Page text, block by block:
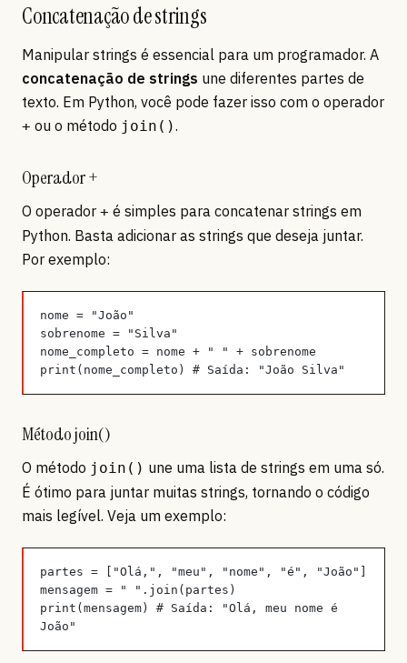
Concatenação de strings
Manipular strings é essencial para um programador. A
concatenação de strings une diferentes partes de
texto. Em Python, você pode fazer isso com o operador
+ ou o método join().
Operador +
O operador + é simples para concatenar strings em
Python. Basta adicionar as strings que deseja juntar.
Por exemplo:
nome = "João"
sobrenome = "Silva"
nome_completo = nome + " " + sobrenome
print(nome_completo) # Saída: "João Silva"
Método join()
O método join() une uma lista de strings em uma só.
É ótimo para juntar muitas strings, tornando o código
mais legível. Veja um exemplo:
partes = ["Olá,", "meu", "nome", "é", "João"]
mensagem = " ".join(partes)
print(mensagem) # Saída: "Olá, meu nome é
João"